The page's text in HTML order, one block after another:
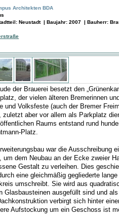
Architekten BDA
Neustadt | Baujahr: 2007 | Bauherr:
der Brauerei besetzt den
der vielen älteren Bremerinnen
und Volksfeste (auch der Bremer
zuletzt aber vor allem als Parkplatz
Raums entstand rund
Platz.
war die Ausschreibung
um dem Neubau an der Ecke zweier
Gestalt zu verleihen. Dies
eine gleichmäßig gegliederte
umschreibt. Sie wird aus
Glasbausteinen ausgefüllt sind und
verbirgt sich hinter
Aufstockung um ein Geschoss ist